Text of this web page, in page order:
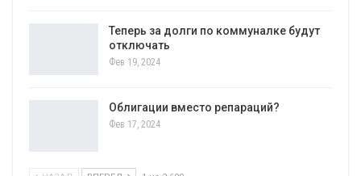
Теперь за долги по коммуналке будут
отключать
Фев 19, 2024
Облигации вместо репараций?
Фев 17, 2024